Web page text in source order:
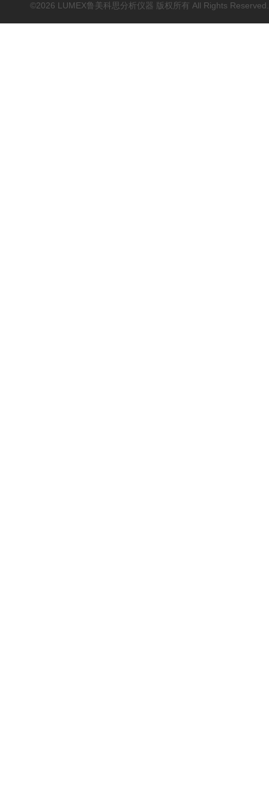
©2026 LUMEX鲁美科思分析仪器 版权所有 All Rights